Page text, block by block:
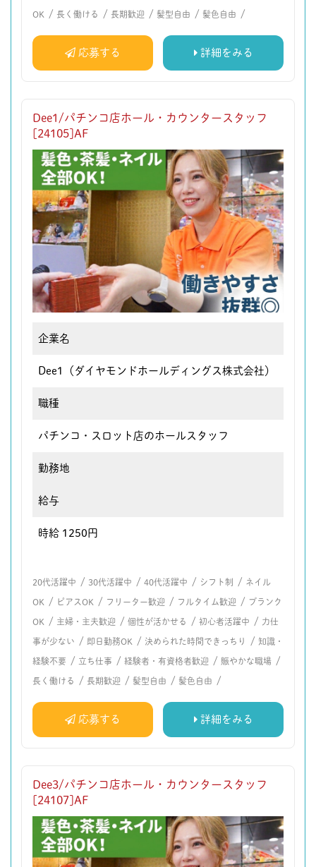
OK / 長く働ける / 長期歓迎 / 髪型自由 / 髪色自由 /
応募する 詳細をみる
Dee1/パチンコ店ホール・カウンタースタッフ
[24105]AF
企業名
Dee1（ダイヤモンドホールディングス株式会社）
職種
パチンコ・スロット店のホールスタッフ
勤務地
給与
時給 1250円
20代活躍中 / 30代活躍中 / 40代活躍中 / シフト制 / ネイル
OK / ピアスOK / フリーター歓迎 / フルタイム歓迎 / ブランク
OK / 主婦・主夫歓迎 / 個性が活かせる / 初心者活躍中 / 力仕
事が少ない / 即日勤務OK / 決められた時間できっちり / 知識・
経験不要 / 立ち仕事 / 経験者・有資格者歓迎 / 賑やかな職場 /
長く働ける / 長期歓迎 / 髪型自由 / 髪色自由 /
応募する 詳細をみる
Dee3/パチンコ店ホール・カウンタースタッフ
[24107]AF